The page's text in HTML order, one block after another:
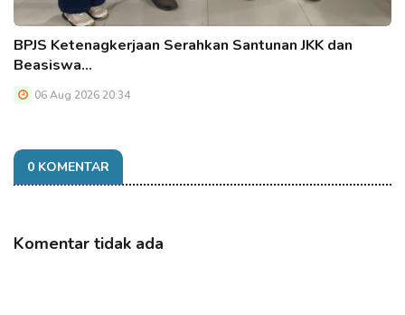
BPJS Ketenagkerjaan Serahkan Santunan JKK dan
Beasiswa…
06 Aug 2026 20:34
0 KOMENTAR
Komentar tidak ada